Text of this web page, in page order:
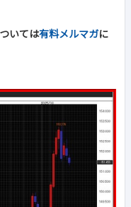
いては有料メルマガに